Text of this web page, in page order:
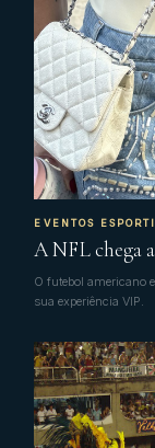
EVENTOS
A NFL chega
O futebol americano
sua experiência VIP.